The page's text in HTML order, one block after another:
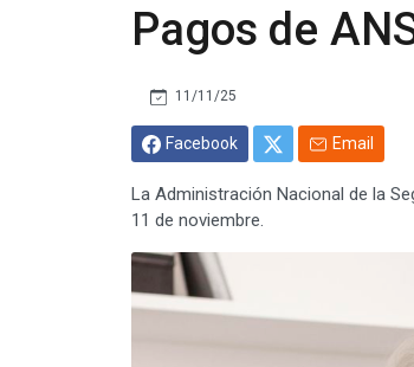
Pagos de
11/11/25
Facebook Email
La Administración Nacional de la
11 de noviembre.